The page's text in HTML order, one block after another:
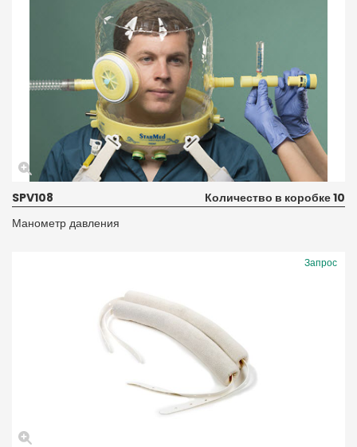
SPV108
Количество в коробке 10
Манометр давления
Запрос